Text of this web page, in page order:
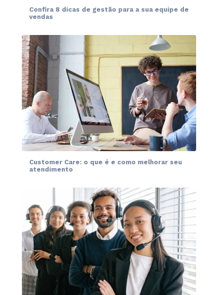
Confira 8 dicas de gestão para a sua equipe de
vendas
Customer Care: o que é e como melhorar seu
atendimento